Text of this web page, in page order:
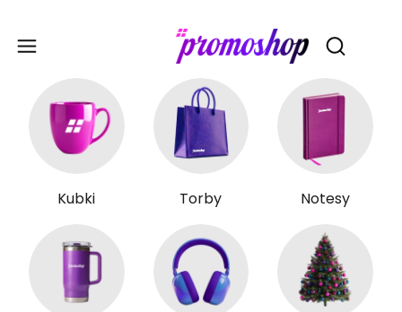
Otwórz
Kubki Torby Notesy